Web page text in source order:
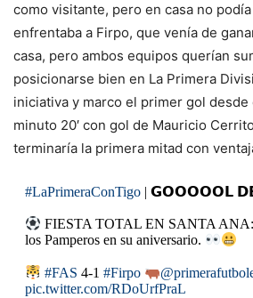
como visitante, pero en casa no
enfrentaba a Firpo, que venía de
casa, pero ambos equipos querían
posicionarse bien en La Primera
iniciativa y marco el primer gol desde
minuto 20′ con gol de Mauricio
terminaría la primera mitad con
#LaPrimeraConTigo| 𝗚𝗢𝗢𝗢𝗢𝗢𝗟
FIESTA TOTAL EN SANTA
los Pamperos en su aniversario.
#FAS 4-1 #Firpo
pic.twitter.com/RDoUrfPraL